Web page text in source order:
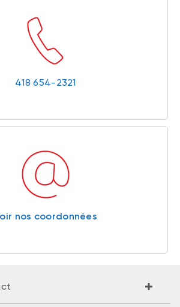
418 654-2321
nos coordonnées